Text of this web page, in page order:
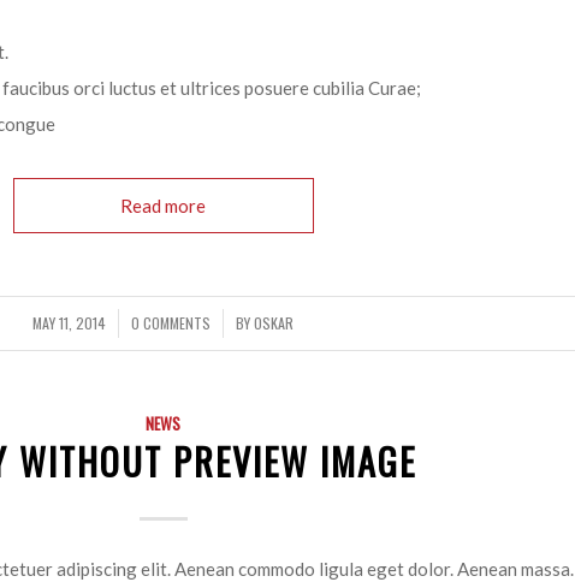
orci luctus et ultrices posuere cubilia Curae;
Read more
MAY 11, 2014
/ 0 COMMENTS
/ BYOSKAR
NEWS
WITHOUT PREVIEW IMAGE
adipiscing elit. Aenean commodo ligula eget dolor. Aenean massa.